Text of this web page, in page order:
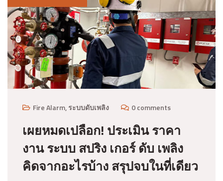
Fire Alarm,ระบบดับเพลิง 0 comments
เผยหมดเปลือก! ประเมิน ราคา
งาน ระบบ สปริง เกอร์ ดับ เพลิง
คิดจากอะไรบ้าง สรุปจบในที่เดียว